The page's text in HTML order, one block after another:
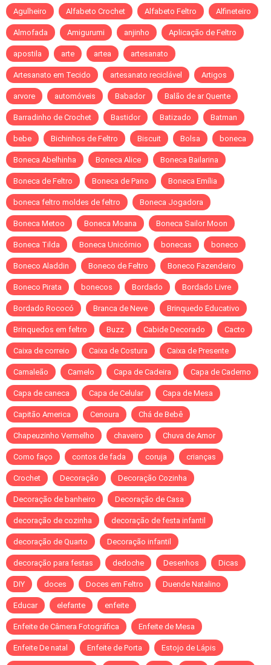
Agulheiro Alfabeto Crochet Alfabeto Feltro Alfineteiro
Almofada Amigurumi anjinho Aplicação de Feltro
apostila arte artea artesanato
Artesanato em Tecido artesanato reciclável Artigos
arvore automóveis Babador Balão de ar Quente
Barradinho de Crochet Bastidor Batizado Batman
bebe Bichinhos de Feltro Biscuit Bolsa boneca
Boneca Abelhinha Boneca Alice Boneca Bailarina
Boneca de Feltro Boneca de Pano Boneca Emília
boneca feltro moldes de feltro Boneca Jogadora
Boneca Metoo Boneca Moana Boneca Sailor Moon
Boneca Tilda Boneca Unicórnio bonecas boneco
Boneco Aladdin Boneco de Feltro Boneco Fazendeiro
Boneco Pirata bonecos Bordado Bordado Livre
Bordado Rococó Branca de Neve Brinquedo Educativo
Brinquedos em feltro Buzz Cabide Decorado Cacto
Caixa de correio Caixa de Costura Caixa de Presente
Camaleão Camelo Capa de Cadeira Capa de Caderno
Capa de caneca Capa de Celular Capa de Mesa
Capitão America Cenoura Chá de Bebê
Chapeuzinho Vermelho chaveiro Chuva de Amor
Como faço contos de fada coruja crianças
Crochet Decoração Decoração Cozinha
Decoração de banheiro Decoração de Casa
decoração de cozinha decoração de festa infantil
decoração de Quarto Decoração infantil
decoração para festas dedoche Desenhos Dicas
DIY doces Doces em Feltro Duende Natalino
Educar elefante enfeite
Enfeite de Câmera Fotográfica Enfeite de Mesa
Enfeite De natal Enfeite de Porta Estojo de Lápis